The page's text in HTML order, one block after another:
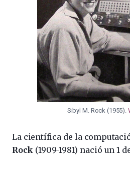
Sibyl M. Rock (1955).
La científica de la
Rock (1909-1981) nació un 1